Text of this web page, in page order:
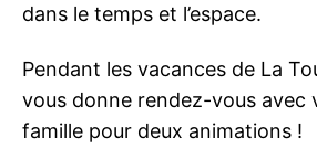
dans le temps et l’espace.
Pendant les vacances de La
vous donne rendez-vous avec
famille pour deux animations !